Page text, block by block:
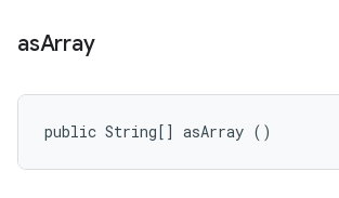
asArray
public String[] asArray ()